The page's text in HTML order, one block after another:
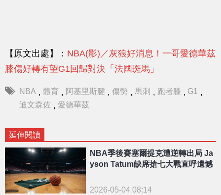
【原文出處】： NBA(影)／灰狼好消息！一哥愛德華茲
膝傷好轉有望G1回歸對決「法國斑馬」
NBA , 體育 , 阿基里斯腱 , 傷勢 , 馬刺 , 跑者膝 , G1 ,
迪文森佐 , 愛德華茲
延伸閱讀
NBA季後賽塞爾提克遭逆轉出局 Ja
yson Tatum缺席搶七大戰直呼遺憾
2026-05-04 08:14